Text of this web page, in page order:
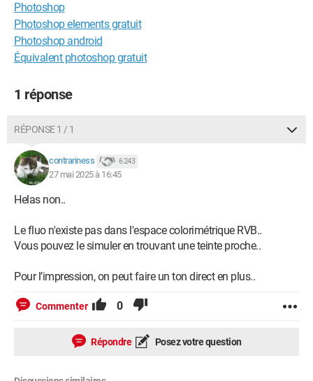
Photoshop
Photoshop elements gratuit
Photoshop android
Équivalent photoshop gratuit
1 réponse
RÉPONSE 1 / 1
contrariness 6 243
27 mai 2025 à 16:45
Helas non..
Le fluo n'existe pas dans l'espace colorimétrique RVB..
Vous pouvez le simuler en trouvant une teinte proche..
Pour l’impression, on peut faire un ton direct en plus..
Commenter 0
Répondre Posez votre question